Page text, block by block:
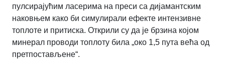
пулсирајућим ласерима на преси са дијамантским
наковњем како би симулирали ефекте интензивне
топлоте и притиска. Открили су да је брзина којом
минерал проводи топлоту била „око 1,5 пута већа од
претпостављене“.